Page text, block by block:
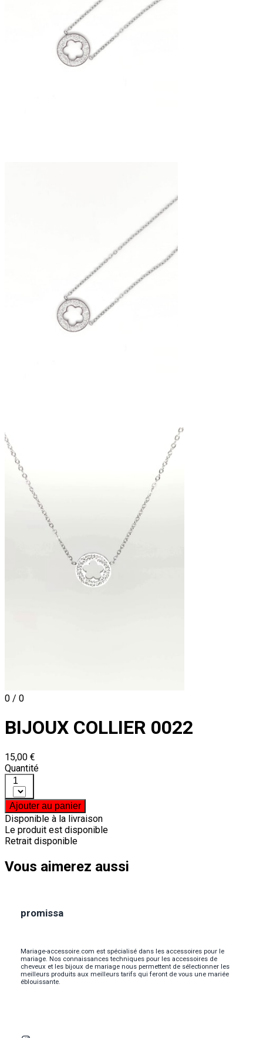
0 / 0
BIJOUX COLLIER 0022
15,00 €
Quantité
1
Ajouter au panier
Disponible à la livraison
Le produit est disponible
Retrait disponible
Vous aimerez aussi
promissa
Mariage-accessoire.com est spécialisé dans les accessoires pour le
mariage. Nos connaissances techniques pour les accessoires de
cheveux et les bijoux de mariage nous permettent de sélectionner les
meilleurs produits aux meilleurs tarifs qui feront de vous une mariée
éblouissante.